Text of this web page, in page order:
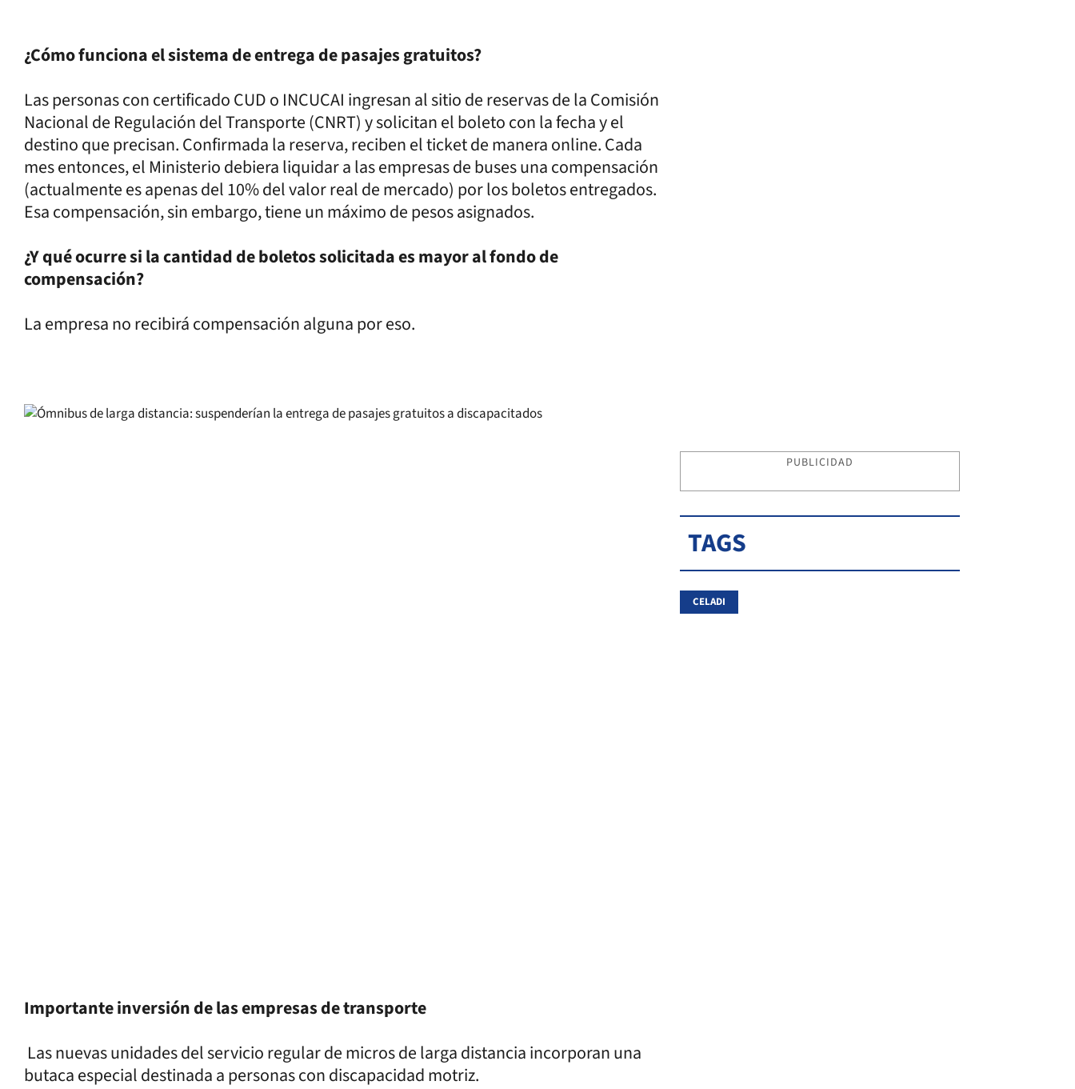
¿Cómo funciona el sistema de entrega de pasajes gratuitos?
Las personas con certificado CUD o INCUCAI ingresan al sitio de reservas de la Comisión
Nacional de Regulación del Transporte (CNRT) y solicitan el boleto con la fecha y el
destino que precisan. Confirmada la reserva, reciben el ticket de manera online. Cada
mes entonces, el Ministerio debiera liquidar a las empresas de buses una compensación
(actualmente es apenas del 10% del valor real de mercado) por los boletos entregados.
Esa compensación, sin embargo, tiene un máximo de pesos asignados.
¿Y qué ocurre si la cantidad de boletos solicitada es mayor al fondo de
compensación?
La empresa no recibirá compensación alguna por eso.
Importante inversión de las empresas de transporte
Las nuevas unidades del servicio regular de micros de larga distancia incorporan una
butaca especial destinada a personas con discapacidad motriz.
PUBLICIDAD
TAGS
CELADI